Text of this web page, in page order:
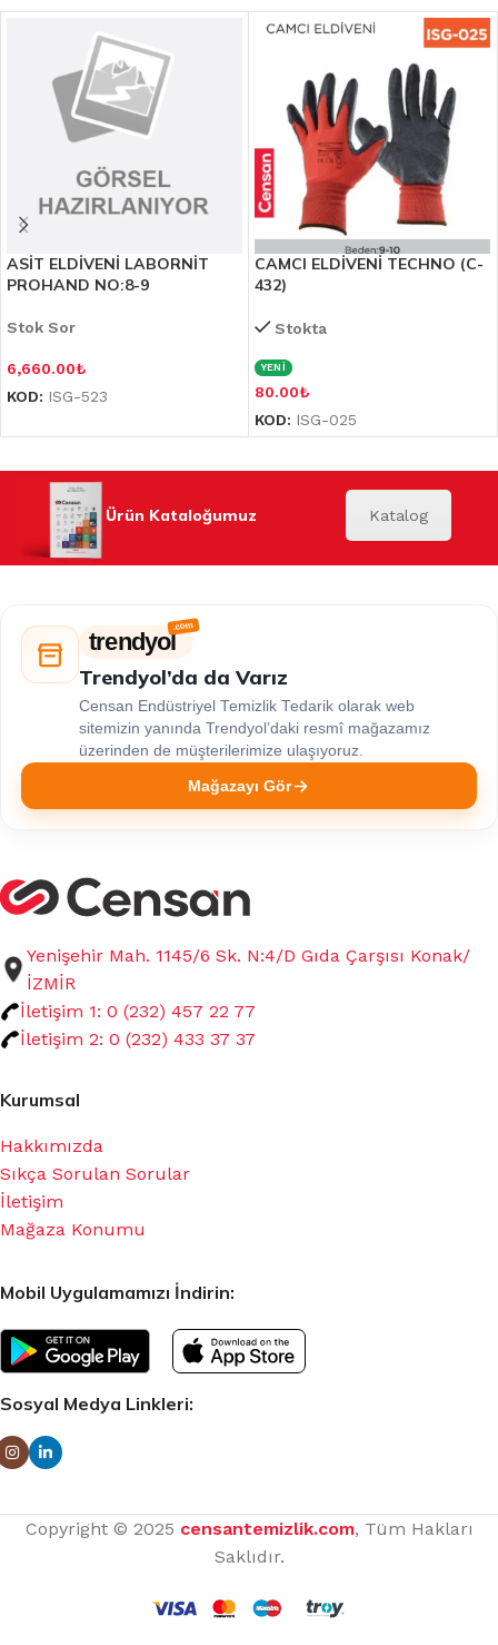
ASİT ELDİVENİ LABORNİT
PROHAND NO:8-9
Stok Sor
6,660.00₺
KOD: ISG-523
CAMCI ELDİVENİ TECHNO (C-
432)
Stokta
YENİ
80.00₺
KOD: ISG-025
Ürün Kataloğumuz Katalog
trendyol
Trendyol’da da Varız
Censan Endüstriyel Temizlik Tedarik olarak web
sitemizin yanında Trendyol’daki resmî mağazamız
üzerinden de müşterilerimize ulaşıyoruz.
Mağazayı Gör
Yenişehir Mah. 1145/6 Sk. N:4/D Gıda Çarşısı Konak/
İZMİR
İletişim 1: 0 (232) 457 22 77
İletişim 2: 0 (232) 433 37 37
Kurumsal
Hakkımızda
Sıkça Sorulan Sorular
İletişim
Mağaza Konumu
Mobil Uygulamamızı İndirin:
Sosyal Medya Linkleri:
Copyright © 2025 censantemizlik.com, Tüm Hakları
Saklıdır.